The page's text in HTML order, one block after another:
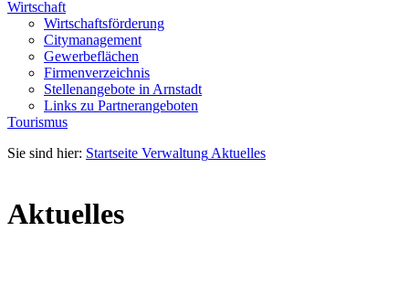
Wirtschaft
Wirtschaftsförderung
Citymanagement
Gewerbeflächen
Firmenverzeichnis
Stellenangebote in Arnstadt
Links zu Partnerangeboten
Tourismus
Sie sind hier: Startseite Verwaltung Aktuelles
Aktuelles